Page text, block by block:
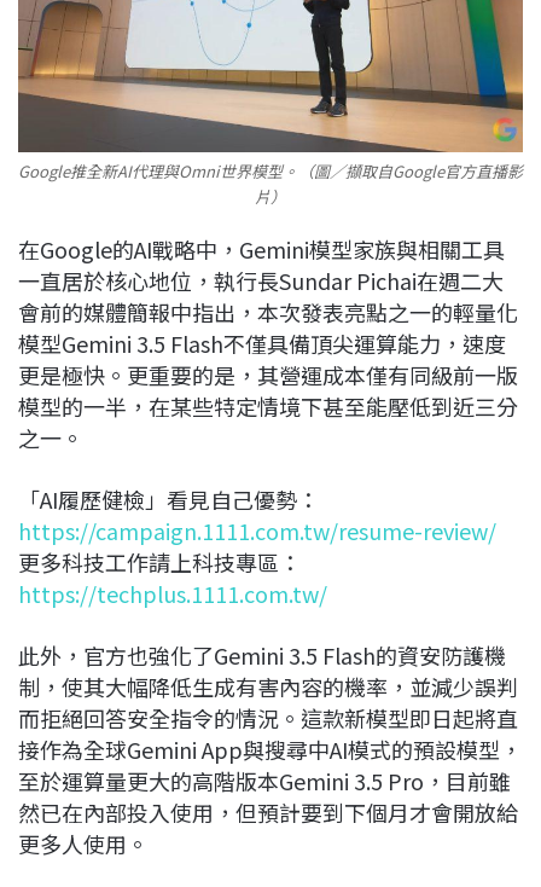
Google推全新AI代理與Omni世界模型。（圖／擷取自Google官方直播影
片）
在Google的AI戰略中，Gemini模型家族與相關工具
一直居於核心地位，執行長Sundar Pichai在週二大
會前的媒體簡報中指出，本次發表亮點之一的輕量化
模型Gemini 3.5 Flash不僅具備頂尖運算能力，速度
更是極快。更重要的是，其營運成本僅有同級前一版
模型的一半，在某些特定情境下甚至能壓低到近三分
之一。
「AI履歷健檢」看見自己優勢：
https://campaign.1111.com.tw/resume-review/
更多科技工作請上科技專區：
https://techplus.1111.com.tw/
此外，官方也強化了Gemini 3.5 Flash的資安防護機
制，使其大幅降低生成有害內容的機率，並減少誤判
而拒絕回答安全指令的情況。這款新模型即日起將直
接作為全球Gemini App與搜尋中AI模式的預設模型，
至於運算量更大的高階版本Gemini 3.5 Pro，目前雖
然已在內部投入使用，但預計要到下個月才會開放給
更多人使用。